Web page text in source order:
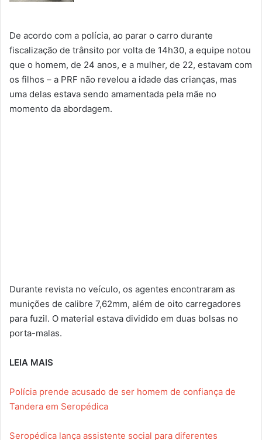
De acordo com a polícia, ao parar o carro durante
fiscalização de trânsito por volta de 14h30, a equipe notou
que o homem, de 24 anos, e a mulher, de 22, estavam com
os filhos – a PRF não revelou a idade das crianças, mas
uma delas estava sendo amamentada pela mãe no
momento da abordagem.
Durante revista no veículo, os agentes encontraram as
munições de calibre 7,62mm, além de oito carregadores
para fuzil. O material estava dividido em duas bolsas no
porta-malas.
LEIA MAIS
Polícia prende acusado de ser homem de confiança de
Tandera em Seropédica
Seropédica lança assistente social para diferentes